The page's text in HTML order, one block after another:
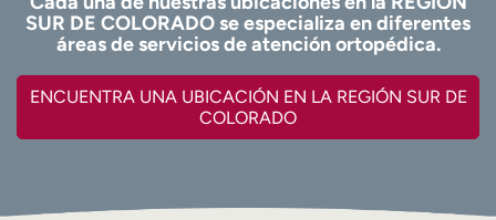
SUR DE COLORADO se especializa en diferentes
áreas de servicios de atención ortopédica.
ENCUENTRA UNA UBICACIÓN EN LA REGIÓN SUR DE
COLORADO